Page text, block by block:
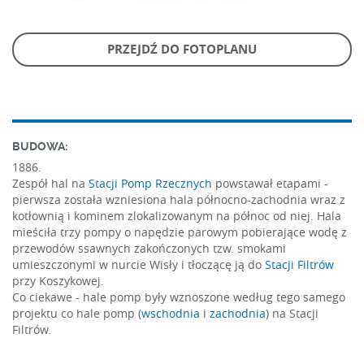
PRZEJDŹ DO FOTOPLANU
BUDOWA:
1886.
Zespół hal na Stacji Pomp Rzecznych powstawał etapami -
pierwsza została wzniesiona hala północno-zachodnia wraz z
kotłownią i kominem zlokalizowanym na północ od niej. Hala
mieściła trzy pompy o napędzie parowym pobierające wodę z
przewodów ssawnych zakończonych tzw. smokami
umieszczonymi w nurcie Wisły i tłoczącę ją do Stacji Filtrów
przy Koszykowej.
Co ciekawe - hale pomp były wznoszone według tego samego
projektu co hale pomp (wschodnia i zachodnia) na Stacji
Filtrów.